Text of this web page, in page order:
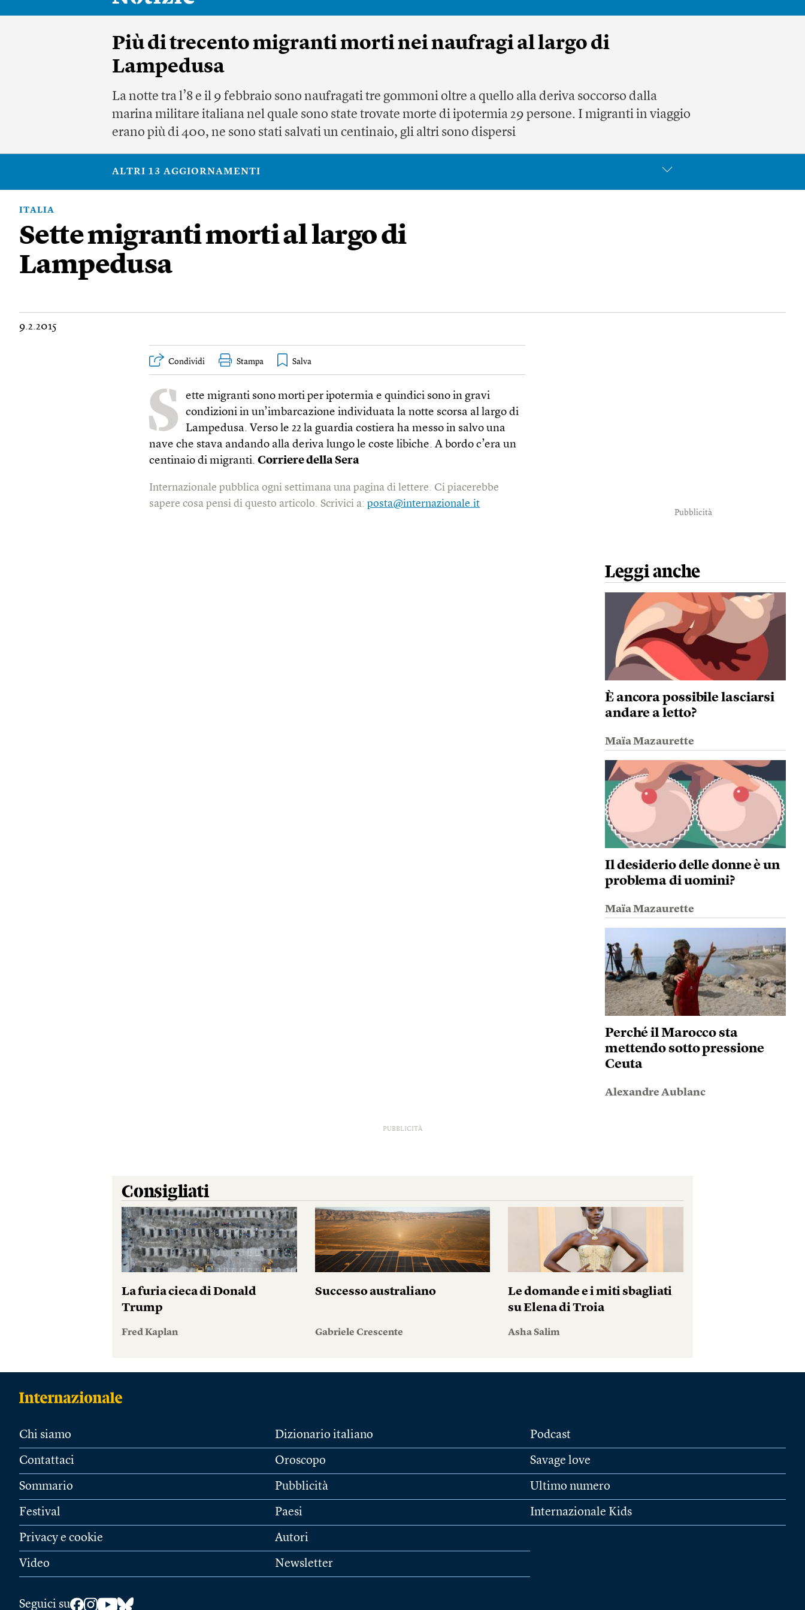
Più di trecento migranti morti nei naufragi al largo di
Lampedusa
La notte tra l’8 e il 9 febbraio sono naufragati tre gommoni oltre a quello alla deriva soccorso dalla
marina militare italiana nel quale sono state trovate morte di ipotermia 29 persone. I migranti in viaggio
erano più di 400, ne sono stati salvati un centinaio, gli altri sono dispersi
ALTRI 13 AGGIORNAMENTI
ITALIA
Sette migranti morti al largo di
Lampedusa
9.2.2015
Condividi Stampa
S
ette migranti sono morti per ipotermia e quindici sono in gravi
condizioni in un’imbarcazione individuata la notte scorsa al largo di
Lampedusa. Verso le 22 la guardia costiera ha messo in salvo una
nave che stava andando alla deriva lungo le coste libiche. A bordo c’era un
centinaio di migranti.Corriere della Sera
Internazionale pubblica ogni settimana una pagina di lettere. Ci piacerebbe
sapere cosa pensi di questo articolo. Scrivici a:posta@internazionale.it
Pubblicità
Leggi anche
È ancora possibile lasciarsi
andare a letto?
Maïa Mazaurette
Il desiderio delle donne è un
problema di uomini?
Maïa Mazaurette
Perché il Marocco sta
mettendo sotto pressione
Ceuta
Alexandre Aublanc
PUBBLICITÀ
Consigliati
La furia cieca di Donald
Trump
Fred Kaplan
Successo australiano
Gabriele Crescente
Le domande e i miti sbagliati
su Elena di Troia
Asha Salim
Chi siamo
Contattaci
Sommario
Festival
Privacy e cookie
Video
Dizionario italiano
Oroscopo
Pubblicità
Paesi
Autori
Newsletter
Podcast
Savage love
Ultimo numero
Internazionale Kids
Seguici su